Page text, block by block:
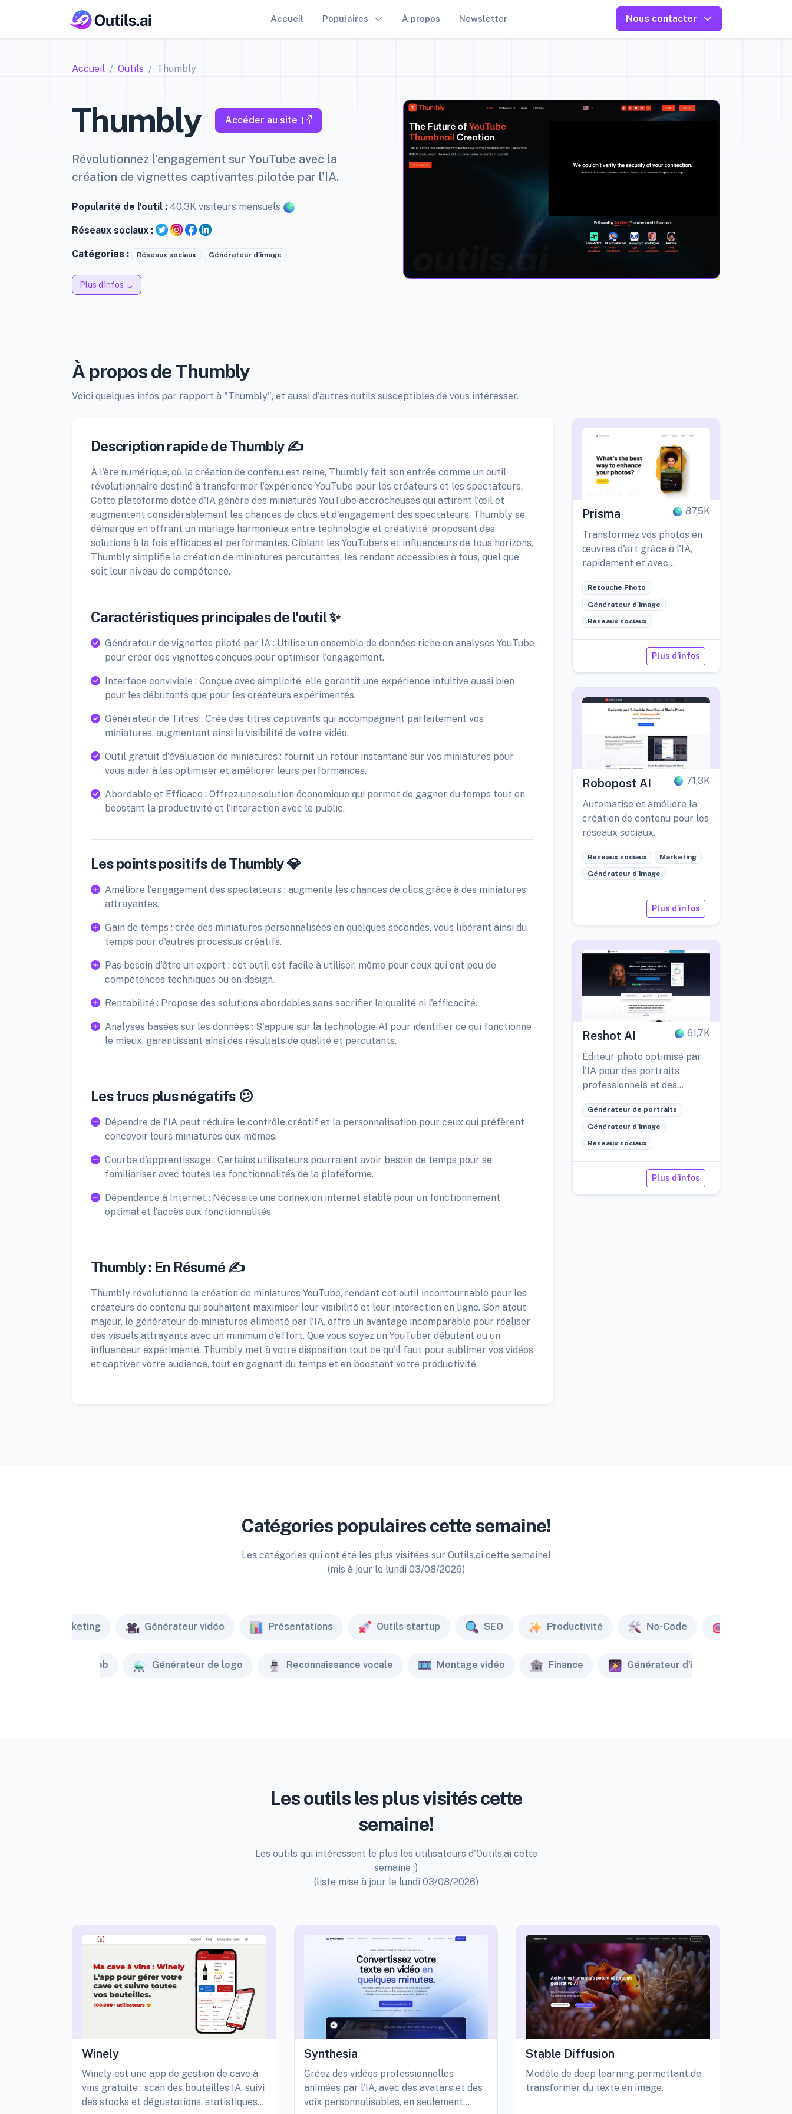
Accueil Populaires À propos Newsletter Nous contacter
Accueil Outils Thumbly
Thumbly Accéder au site
Révolutionnez l'engagement sur YouTube avec la
création de vignettes captivantes pilotée par l'IA.
Popularité de l'outil : 40,3K visiteurs mensuels
Réseaux sociaux :
Catégories : Réseaux sociaux Générateur d'image
Plus d'infos
À propos de Thumbly
Voici quelques infos par rapport à "Thumbly", et aussi d'autres outils susceptibles de vous intéresser.
Description rapide de Thumbly ✍️
À l'ère numérique, où la création de contenu est reine, Thumbly fait son entrée comme un outil
révolutionnaire destiné à transformer l'expérience YouTube pour les créateurs et les spectateurs.
Cette plateforme dotée d'IA génère des miniatures YouTube accrocheuses qui attirent l'œil et
augmentent considérablement les chances de clics et d'engagement des spectateurs. Thumbly se
démarque en offrant un mariage harmonieux entre technologie et créativité, proposant des
solutions à la fois efficaces et performantes. Ciblant les YouTubers et influenceurs de tous horizons,
Thumbly simplifie la création de miniatures percutantes, les rendant accessibles à tous, quel que
soit leur niveau de compétence.
Caractéristiques principales de l'outil ✨
Générateur de vignettes piloté par IA : Utilise un ensemble de données riche en analyses YouTube
pour créer des vignettes conçues pour optimiser l'engagement.
Interface conviviale : Conçue avec simplicité, elle garantit une expérience intuitive aussi bien
pour les débutants que pour les créateurs expérimentés.
Générateur de Titres : Crée des titres captivants qui accompagnent parfaitement vos
miniatures, augmentant ainsi la visibilité de votre vidéo.
Outil gratuit d'évaluation de miniatures : fournit un retour instantané sur vos miniatures pour
vous aider à les optimiser et améliorer leurs performances.
Abordable et Efficace : Offrez une solution économique qui permet de gagner du temps tout en
boostant la productivité et l’interaction avec le public.
Les points positifs de Thumbly 💎
Améliore l'engagement des spectateurs : augmente les chances de clics grâce à des miniatures
attrayantes.
Gain de temps : crée des miniatures personnalisées en quelques secondes, vous libérant ainsi du
temps pour d'autres processus créatifs.
Pas besoin d'être un expert : cet outil est facile à utiliser, même pour ceux qui ont peu de
compétences techniques ou en design.
Rentabilité : Propose des solutions abordables sans sacrifier la qualité ni l'efficacité.
Analyses basées sur les données : S'appuie sur la technologie AI pour identifier ce qui fonctionne
le mieux, garantissant ainsi des résultats de qualité et percutants.
Les trucs plus négatifs 😕
Dépendre de l'IA peut réduire le contrôle créatif et la personnalisation pour ceux qui préfèrent
concevoir leurs miniatures eux-mêmes.
Courbe d'apprentissage : Certains utilisateurs pourraient avoir besoin de temps pour se
familiariser avec toutes les fonctionnalités de la plateforme.
Dépendance à Internet : Nécessite une connexion internet stable pour un fonctionnement
optimal et l'accès aux fonctionnalités.
Thumbly : En Résumé ✍️
Thumbly révolutionne la création de miniatures YouTube, rendant cet outil incontournable pour les
créateurs de contenu qui souhaitent maximiser leur visibilité et leur interaction en ligne. Son atout
majeur, le générateur de miniatures alimenté par l'IA, offre un avantage incomparable pour réaliser
des visuels attrayants avec un minimum d'effort. Que vous soyez un YouTuber débutant ou un
influenceur expérimenté, Thumbly met à votre disposition tout ce qu'il faut pour sublimer vos vidéos
et captiver votre audience, tout en gagnant du temps et en boostant votre productivité.
Prisma 87,5K
Transformez vos photos en
œuvres d'art grâce à l'IA,
rapidement et avec
Retouche Photo
Générateur d'image
Réseaux sociaux
Plus d'infos
Robopost AI 71,3K
Automatise et améliore la
création de contenu pour les
réseaux sociaux.
Réseaux sociaux Marketing
Générateur d'image
Plus d'infos
Reshot AI 61,7K
Éditeur photo optimisé par
l'IA pour des portraits
professionnels et des
Générateur de portraits
Générateur d'image
Réseaux sociaux
Plus d'infos
Catégories populaires cette semaine!
Les catégories qui ont été les plus visitées sur Outils.ai cette semaine!
(mis à jour le lundi 03/08/2026)
Marketing Générateur vidéo Présentations Outils startup SEO Productivité No-Code
Créateur de site web Générateur de logo Reconnaissance vocale Montage vidéo Finance Générateur d'image
Les outils les plus visités cette
semaine!
Les outils qui intéressent le plus les utilisateurs d'Outils.ai cette
semaine ;)
(liste mise à jour le lundi 03/08/2026)
Winely
Winely est une app de gestion de cave à
vins gratuite : scan des bouteilles IA, suivi
des stocks et dégustations, statistiques
Synthesia
Créez des vidéos professionnelles
animées par l'IA, avec des avatars et des
voix personnalisables, en seulement
Stable Diffusion
Modèle de deep learning permettant de
transformer du texte en image.